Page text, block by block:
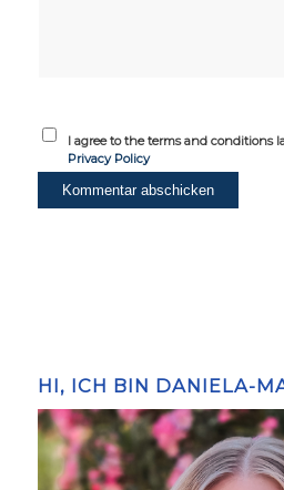
I agree to the terms and conditions
Privacy Policy
HI, ICH BIN DANIELA-